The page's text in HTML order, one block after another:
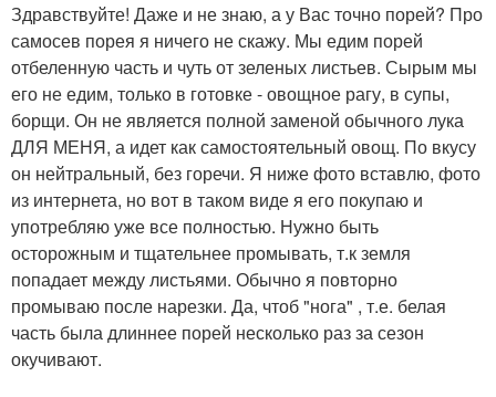
Здравствуйте! Даже и не знаю, а у Вас точно порей? Про
самосев порея я ничего не скажу. Мы едим порей
отбеленную часть и чуть от зеленых листьев. Сырым мы
его не едим, только в готовке - овощное рагу, в супы,
борщи. Он не является полной заменой обычного лука
ДЛЯ МЕНЯ, а идет как самостоятельный овощ. По вкусу
он нейтральный, без горечи. Я ниже фото вставлю, фото
из интернета, но вот в таком виде я его покупаю и
употребляю уже все полностью. Нужно быть
осторожным и тщательнее промывать, т.к земля
попадает между листьями. Обычно я повторно
промываю после нарезки. Да, чтоб "нога" , т.е. белая
часть была длиннее порей несколько раз за сезон
окучивают.